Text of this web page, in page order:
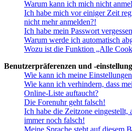
Warum kann ich mich nicht
Ich habe mich vor einiger Zeit
nicht mehr anmelden?!
Ich habe mein Passwort
Warum werde ich automatisch
Wozu ist die Funktion „Alle
Benutzerpräferenzen und -
Wie kann ich meine
Wie kann ich verhindern, dass
Online-Liste auftaucht?
Die Forenuhr geht falsch!
Ich habe die Zeitzone eingestellt,
immer noch falsch!
Meine Sprache steht auf diesem